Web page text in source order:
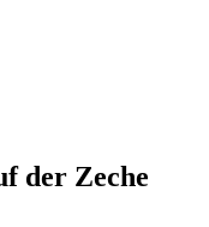
der Zeche